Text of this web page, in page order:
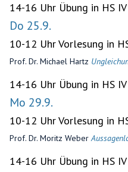
14-16 Uhr Übung in HS
Do 25.9.
10-12 Uhr Vorlesung in
Prof. Dr. Michael Hartz
14-16 Uhr Übung in HS
Mo 29.9.
10-12 Uhr Vorlesung in
Prof. Dr. Moritz Weber
14-16 Uhr Übung in HS